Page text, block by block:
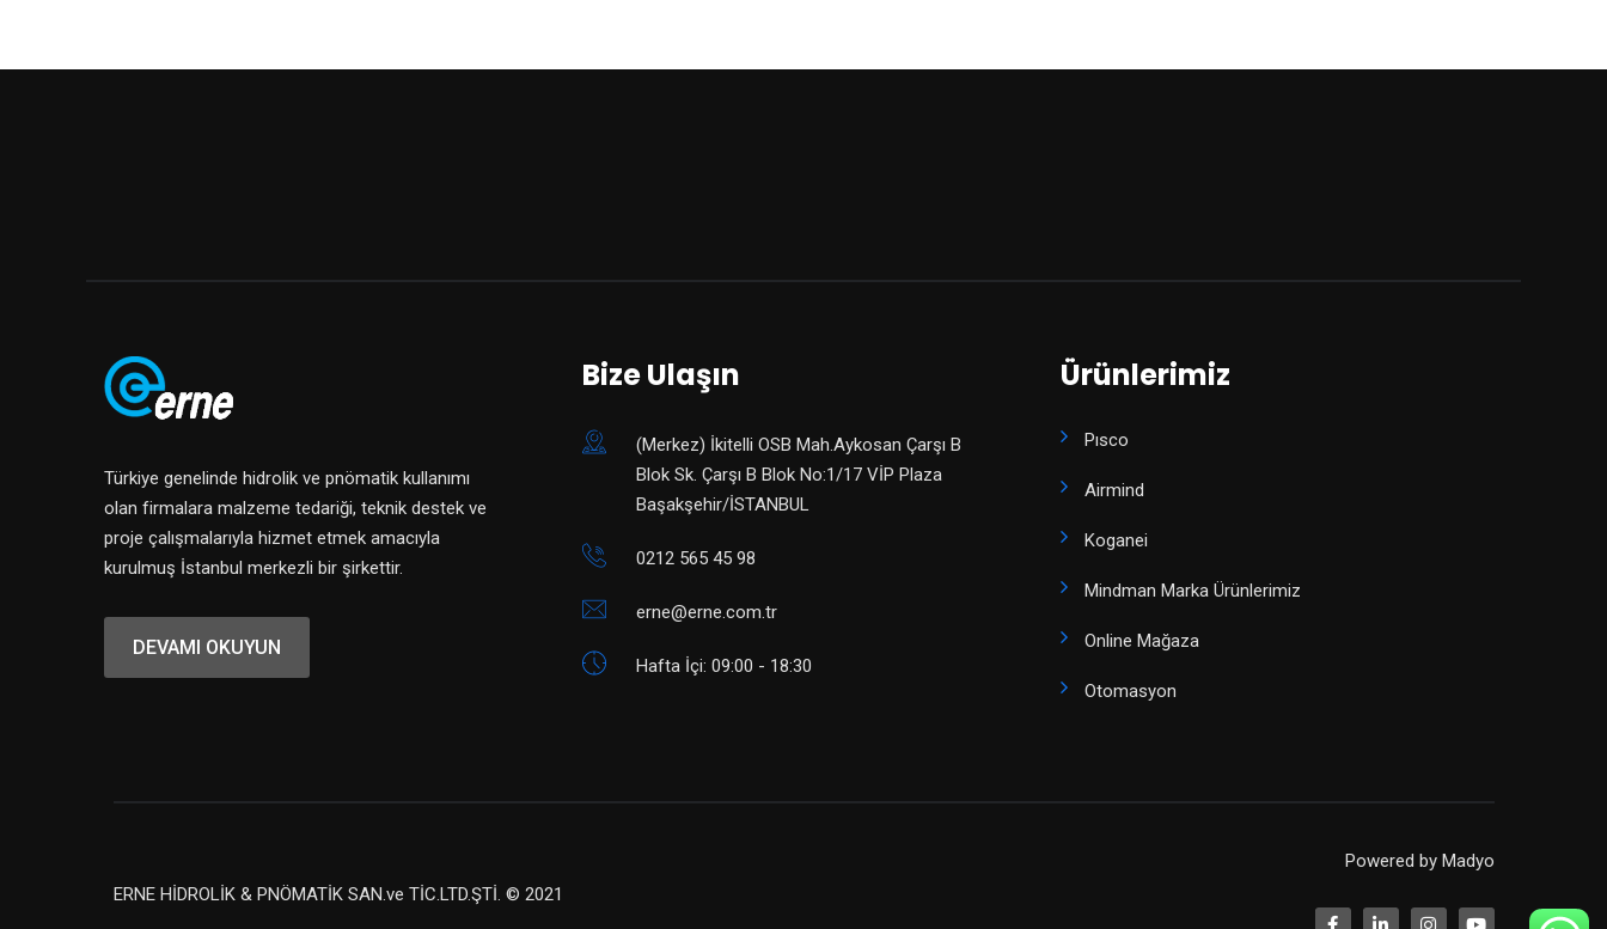
Türkiye genelinde hidrolik ve pnömatik kullanımı
olan firmalara malzeme tedariği, teknik destek ve
proje çalışmalarıyla hizmet etmek amacıyla
kurulmuş İstanbul merkezli bir şirkettir.
DEVAMI OKUYUN
Bize Ulaşın
(Merkez) ​İkitelli OSB Mah.Aykosan Çarşı B
Blok Sk. Çarşı B Blok No:1/17 VİP Plaza
Başakşehir/İSTANBUL
0212 565 45 98
erne@erne.com.tr
Hafta İçi: 09:00 - 18:30
Ürünlerimiz
Pısco
Airmind
Koganei
Mindman Marka Ürünlerimiz
Online Mağaza
Otomasyon
ERNE HİDROLİK & PNÖMATİK SAN.ve TİC.LTD.ŞTİ. © 2021
Powered by Madyo